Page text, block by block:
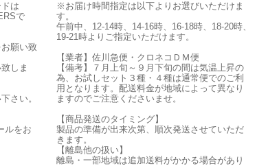
は
で
願い致
しま
さい。
ルをお
※お届け時間指定は以下よりお選びいただけま
す。
午前中、12-14時、14-16時、16-18時、18-20時、
19-21時よりご指定いただけます。
【業者】佐川急便・クロネコＤＭ便
【備考】７月上旬～９月下旬の間は気温上昇の
為、お試しセット３種・４種は通常便でのご利
用となります。配送料金が地域によって異なり
ますのでご注意くださいませ。
【商品発送のタイミング】
製品の準備が出来次第、順次発送させていただ
きます。
【離島他の扱い】
離島・一部地域は追加送料がかかる場合があり